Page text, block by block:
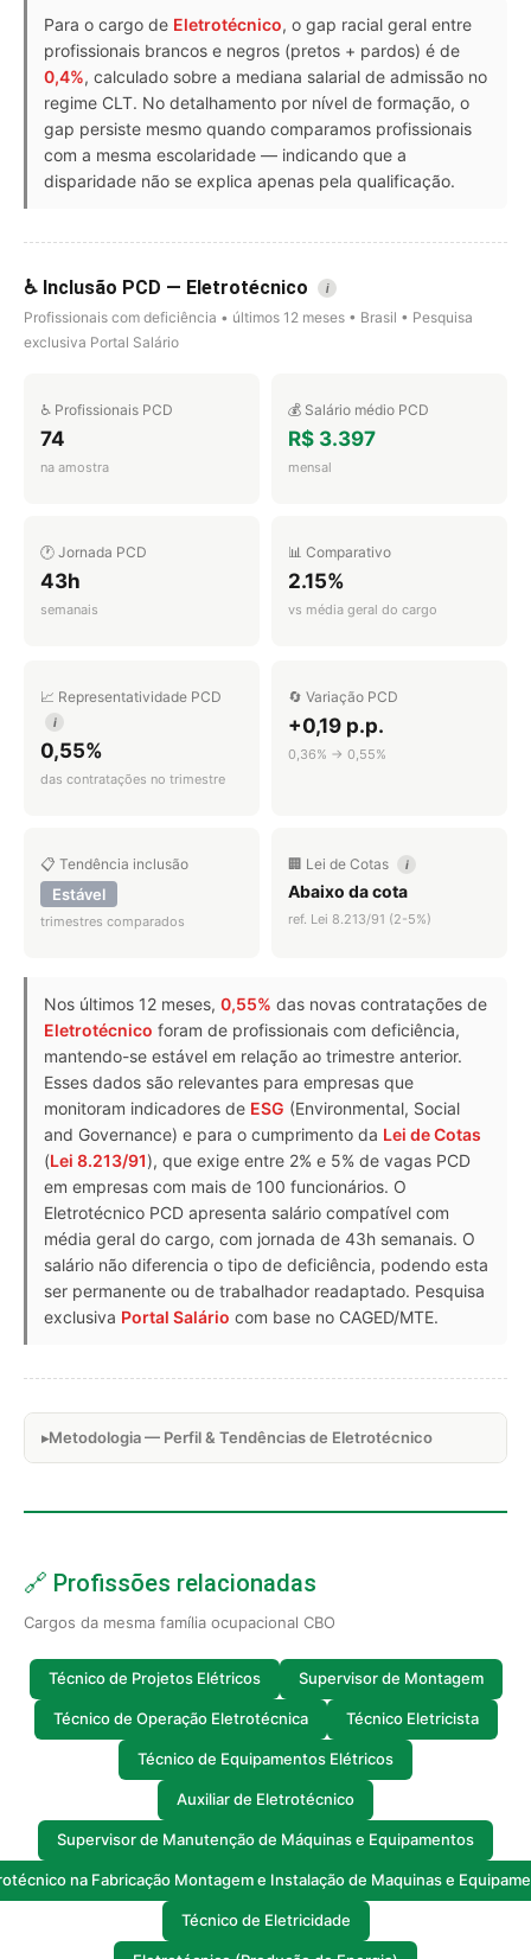
Para o cargo de Eletrotécnico, o gap racial geral entre
profissionais brancos e negros (pretos + pardos) é de
0,4%, calculado sobre a mediana salarial de admissão no
regime CLT. No detalhamento por nível de formação, o
gap persiste mesmo quando comparamos profissionais
com a mesma escolaridade — indicando que a
disparidade não se explica apenas pela qualificação.
♿ Inclusão PCD — Eletrotécnico i
Profissionais com deficiência • últimos 12 meses • Brasil • Pesquisa
exclusiva Portal Salário
♿ Profissionais PCD
74
na amostra
💰 Salário médio PCD
R$ 3.397
mensal
🕐 Jornada PCD
43h
semanais
📊 Comparativo
2.15%
vs média geral do cargo
📈 Representatividade PCD
i
0,55%
das contratações no trimestre
🔄 Variação PCD
+0,19 p.p.
0,36% → 0,55%
📋 Tendência inclusão
Estável
trimestres comparados
🏢 Lei de Cotas i
Abaixo da cota
ref. Lei 8.213/91 (2-5%)
Nos últimos 12 meses, 0,55% das novas contratações de
Eletrotécnico foram de profissionais com deficiência,
mantendo-se estável em relação ao trimestre anterior.
Esses dados são relevantes para empresas que
monitoram indicadores de ESG (Environmental, Social
and Governance) e para o cumprimento da Lei de Cotas
(Lei 8.213/91), que exige entre 2% e 5% de vagas PCD
em empresas com mais de 100 funcionários. O
Eletrotécnico PCD apresenta salário compatível com
média geral do cargo, com jornada de 43h semanais. O
salário não diferencia o tipo de deficiência, podendo esta
ser permanente ou de trabalhador readaptado. Pesquisa
exclusiva Portal Salário com base no CAGED/MTE.
Metodologia — Perfil & Tendências de Eletrotécnico
🔗 Profissões relacionadas
Cargos da mesma família ocupacional CBO
Técnico de Projetos Elétricos Supervisor de Montagem
Técnico de Operação Eletrotécnica Técnico Eletricista
Técnico de Equipamentos Elétricos
Auxiliar de Eletrotécnico
Supervisor de Manutenção de Máquinas e Equipamentos
na Fabricação Montagem e Instalação de Maquinas e
Técnico de Eletricidade